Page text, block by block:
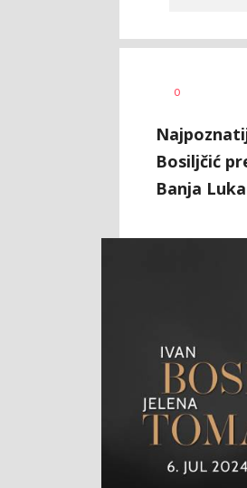
AUTOR
0
Bosiljčić
Banja